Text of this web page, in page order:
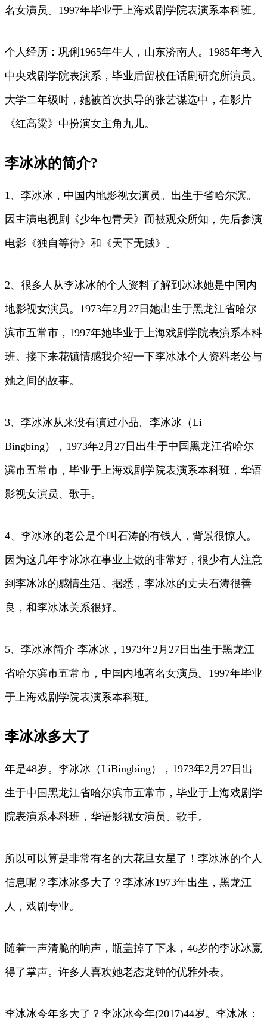
名女演员。1997年毕业于上海戏剧学院表演系本科班。
个人经历：巩俐1965年生人，山东济南人。1985年考入
中央戏剧学院表演系，毕业后留校任话剧研究所演员。
大学二年级时，她被首次执导的张艺谋选中，在影片
《红高粱》中扮演女主角九儿。
李冰冰的简介?
1、李冰冰，中国内地影视女演员。出生于省哈尔滨。
因主演电视剧《少年包青天》而被观众所知，先后参演
电影《独自等待》和《天下无贼》。
2、很多人从李冰冰的个人资料了解到冰冰她是中国内
地影视女演员。1973年2月27日她出生于黑龙江省哈尔
滨市五常市，1997年她毕业于上海戏剧学院表演系本科
班。接下来花镇情感我介绍一下李冰冰个人资料老公与
她之间的故事。
3、李冰冰从来没有演过小品。李冰冰（Li
Bingbing），1973年2月27日出生于中国黑龙江省哈尔
滨市五常市，毕业于上海戏剧学院表演系本科班，华语
影视女演员、歌手。
4、李冰冰的老公是个叫石涛的有钱人，背景很惊人。
因为这几年李冰冰在事业上做的非常好，很少有人注意
到李冰冰的感情生活。据悉，李冰冰的丈夫石涛很善
良，和李冰冰关系很好。
5、李冰冰简介 李冰冰，1973年2月27日出生于黑龙江
省哈尔滨市五常市，中国内地著名女演员。1997年毕业
于上海戏剧学院表演系本科班。
李冰冰多大了
年是48岁。李冰冰（LiBingbing），1973年2月27日出
生于中国黑龙江省哈尔滨市五常市，毕业于上海戏剧学
院表演系本科班，华语影视女演员、歌手。
所以可以算是非常有名的大花旦女星了！李冰冰的个人
信息呢？李冰冰多大了？李冰冰1973年出生，黑龙江
人，戏剧专业。
随着一声清脆的响声，瓶盖掉了下来，46岁的李冰冰赢
得了掌声。许多人喜欢她老态龙钟的优雅外表。
李冰冰今年多大了？李冰冰今年(2017)44岁。李冰冰：